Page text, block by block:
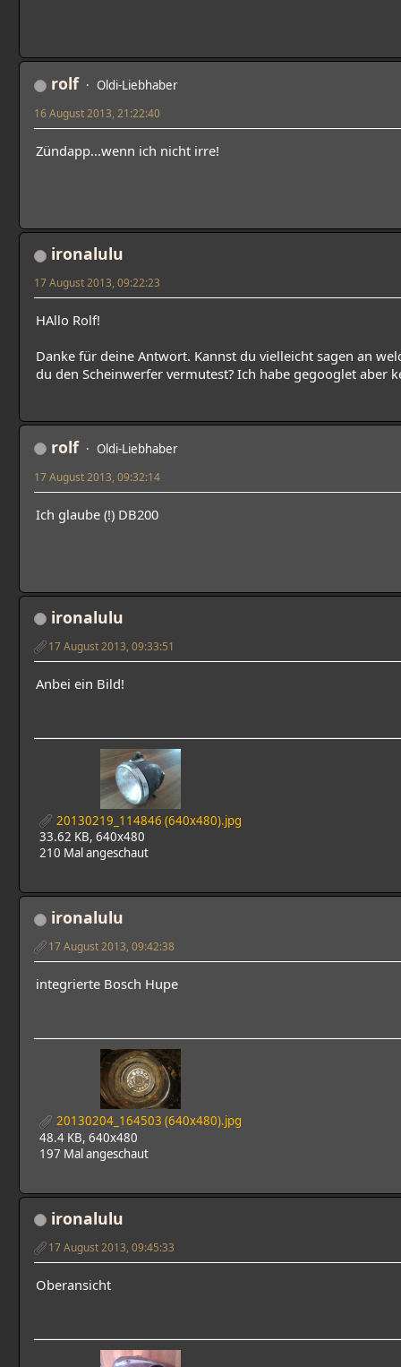
rolf Oldi-Liebhaber
16 August 2013, 21:22:40
Zündapp...wenn ich nicht irre!
ironalulu
17 August 2013, 09:22:23
HAllo Rolf!
Danke für deine Antwort. Kannst du vielleicht sagen an
du den Scheinwerfer vermutest? Ich habe gegooglet aber
rolf Oldi-Liebhaber
17 August 2013, 09:32:14
Ich glaube (!) DB200
ironalulu
17 August 2013, 09:33:51
Anbei ein Bild!
20130219_114846 (640x480).jpg
33.62 KB, 640x480
210 Mal angeschaut
ironalulu
17 August 2013, 09:42:38
integrierte Bosch Hupe
20130204_164503 (640x480).jpg
48.4 KB, 640x480
197 Mal angeschaut
ironalulu
17 August 2013, 09:45:33
Oberansicht